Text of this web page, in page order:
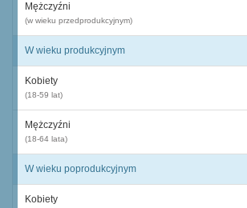
Mężczyźni
(w wieku przedprodukcyjnym)
W wieku produkcyjnym
Kobiety
(18-59 lat)
Mężczyźni
(18-64 lata)
W wieku poprodukcyjnym
Kobiety